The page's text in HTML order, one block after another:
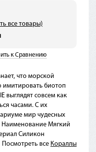
все товары)
к Сравнению
что морской
биотоп
выглядят совсем как
часами. С их
мир чудесных
Наименование Мягкий
Силикон
Посмотреть все Кораллы